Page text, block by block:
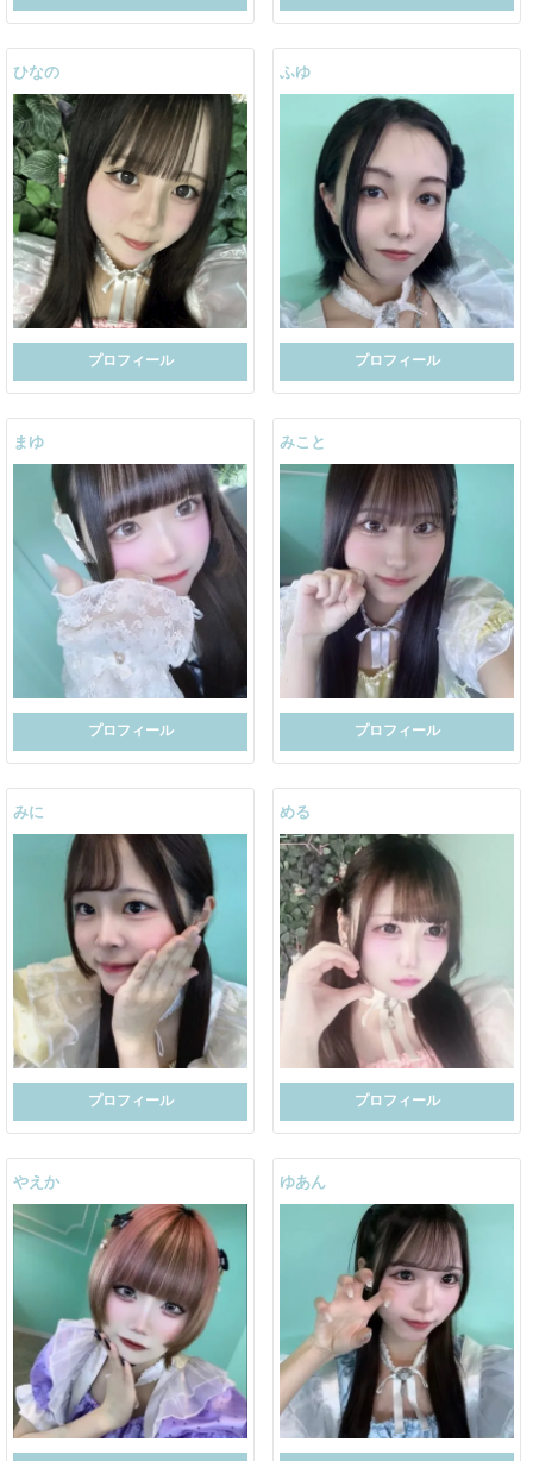
ひなの
プロフィール
ふゆ
プロフィール
まゆ
プロフィール
みこと
プロフィール
みに
プロフィール
める
プロフィール
やえか ゆあん